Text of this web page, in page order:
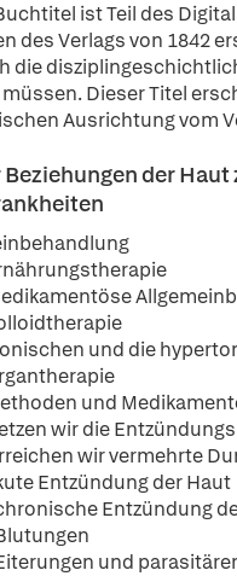
ist Teil des
des Verlags von 1842
die
Dieser Titel
Ausrichtung vom
Beziehungen der
und die
und
wir die
wir vermehrte
Entzündung der Haut
Entzündung
und